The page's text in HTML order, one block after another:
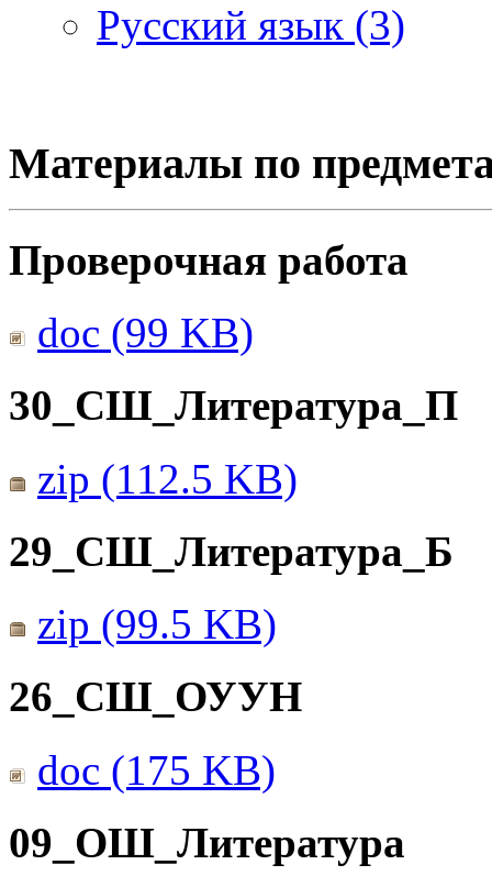
Русский язык (3)
Материалы по
Проверочная работа
doc (99 KB)
30_СШ_Литература_П
zip (112.5 KB)
29_СШ_Литература_Б
zip (99.5 KB)
26_СШ_ОУУН
doc (175 KB)
09_ОШ_Литература